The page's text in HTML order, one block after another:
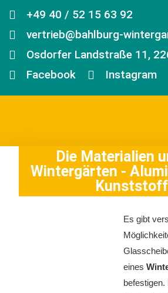
+49 40 / 52 15 63 92
vertrieb@bahlburg-
Osdorfer Landstraße 11,
Facebook
Instagram
Die Materialien
Wintergärten -
Kunststoff
Es gibt
eines
befestigen.